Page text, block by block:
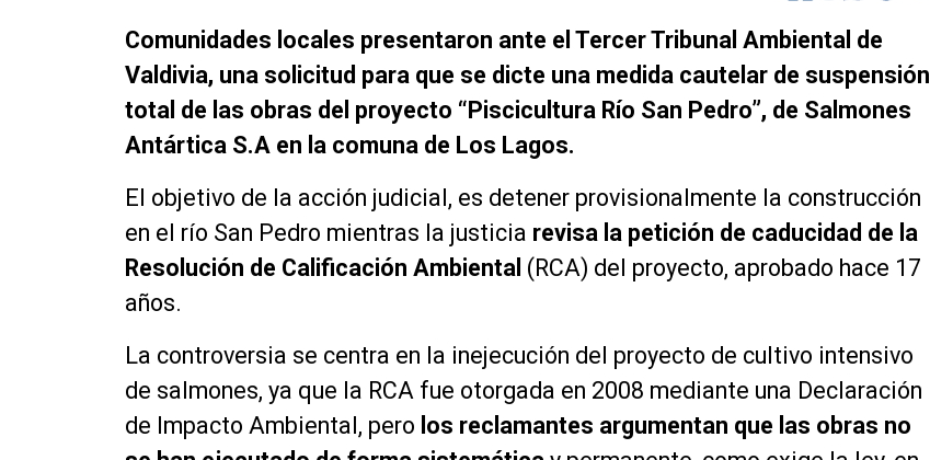
Comunidades locales presentaron ante el Tercer Tribunal Ambiental de
Valdivia, una solicitud para que se dicte una medida cautelar de suspensión
total de las obras del proyecto “Piscicultura Río San Pedro”, de Salmones
Antártica S.A en la comuna de Los Lagos.
El objetivo de la acción judicial, es detener provisionalmente la construcción
en el río San Pedro mientras la justicia revisa la petición de caducidad de la
Resolución de Calificación Ambiental (RCA) del proyecto, aprobado hace 17
años.
La controversia se centra en la inejecución del proyecto de cultivo intensivo
de salmones, ya que la RCA fue otorgada en 2008 mediante una Declaración
de Impacto Ambiental, pero los reclamantes argumentan que las obras no